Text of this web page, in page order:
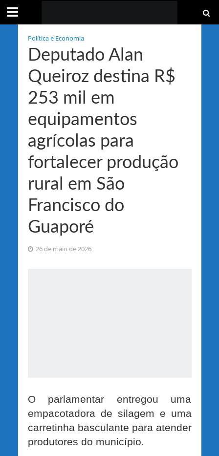
Política e Economia
Deputado Alan
Queiroz destina R$
253 mil em
equipamentos
agrícolas para
fortalecer produção
rural em São
Francisco do
Guaporé
26 de maio de 2026
O parlamentar entregou uma
empacotadora de silagem e uma
carretinha basculante para atender
produtores do município.